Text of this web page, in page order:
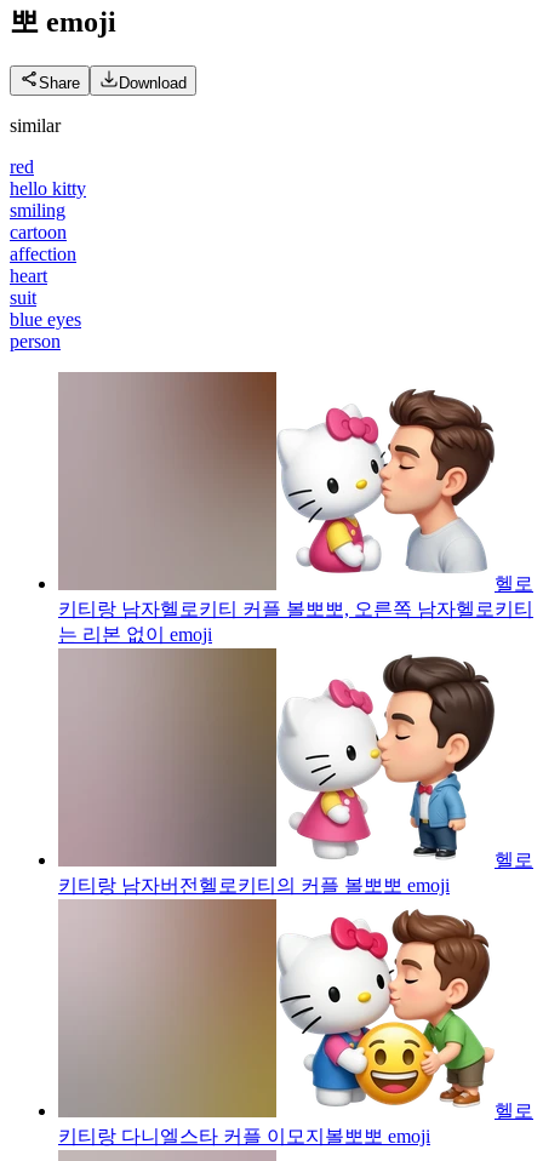
뽀 emoji
Share Download
similar
red
hello kitty
smiling
cartoon
affection
heart
suit
blue eyes
person
헬로
키티랑 남자헬로키티 커플 볼뽀뽀, 오른쪽 남자헬로키티
는 리본 없이
emoji
헬로
키티랑 남자버전헬로키티의 커플 볼뽀뽀 emoji
헬로
키티랑 다니엘스타 커플 이모지볼뽀뽀 emoji